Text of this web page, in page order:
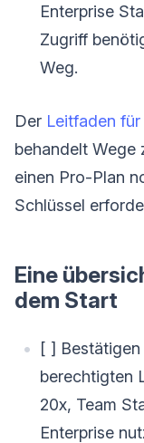
Enterprise
Zugriff
Weg.
Der Leitfaden
behandelt Wege
einen Pro-Plan
Schlüssel
Eine
dem Start
[ ]
berechtigten
20x, Team
Enterprise